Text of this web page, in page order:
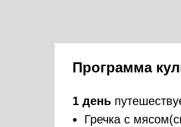
Программа
1 день
Гречка с